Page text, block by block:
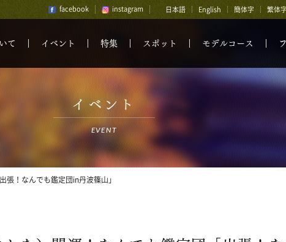
facebook instagram 日本語 English 簡体字 繁体
て イベント 特集 スポット モデルコース
イベント
EVENT
張！なんでも鑑定団in丹波篠山」